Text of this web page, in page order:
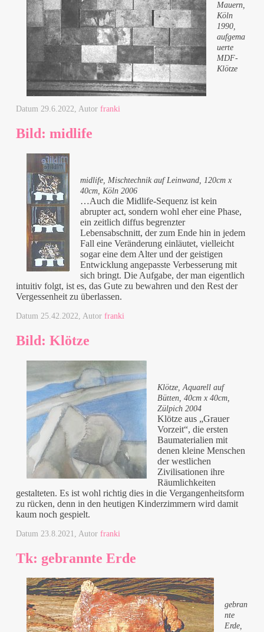
Mauern,
Köln
1990,
aufgema
uerte
MDF-
Klötze
Datum29.6.2022, Autorfranki
Bild: midlife
midlife, Mischtechnik auf Leinwand, 120cm x
40cm, Köln 2006
…Auch die Midlife-Sequenz ist kein
abrupter act, sondern wohl eher eine Phase,
ein zeitlich diffus begrenzter
Lebensabschnitt, der zum Ende hin in jedem
Fall eine Veränderung einläutet, vielleicht
sogar eine dem Alter und der geistigen
Entwicklung angepasste Verbesserung mit
sich bringt. Die Aufgabe, der man eigentlich
intuitiv folgt, ist es, das Gute zu bewahren und den Rest der
Vergessenheit zu überlassen.
Datum 25.42.2022 , Autorfranki
Bild: Klötze
Klötze, Aquarell auf
Bütten, 40cm x 40cm,
Zülpich 2004
Klötze aus „Grauer
Vorzeit“, die ersten
Baumaterialien mit
denen kleine Menschen
der westlichen
Zivilisationen ihre
Räumlichkeiten
gestalteten. Es ist wohl richtig dies in die Vergangenheitsform
zu rücken, denn in den heutigen Kinderzimmern wird damit
kaum noch gespielt.
Datum 23.8.2021 , Autorfranki
Tk: gebrannte Erde
gebran
nte
Erde,